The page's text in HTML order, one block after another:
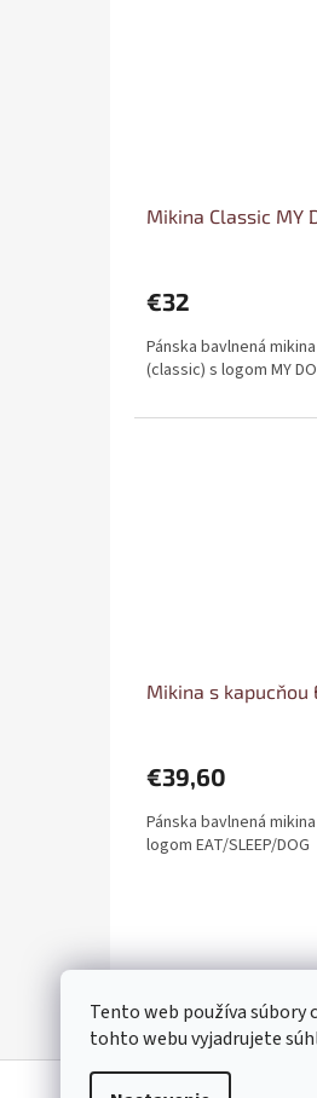
Tento web používa súbory
tohto webu vyjadrujete
Mikina Classic MY
€32
Pánska bavlnená
(classic) s logom MY
Mikina s kapucňou
€39,60
Pánska bavlnená
logom EAT/SLEEP/DOG